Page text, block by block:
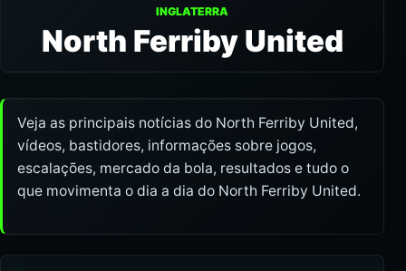
INGLATERRA
North Ferriby United
Veja as principais notícias do North Ferriby United,
vídeos, bastidores, informações sobre jogos,
escalações, mercado da bola, resultados e tudo o
que movimenta o dia a dia do North Ferriby United.